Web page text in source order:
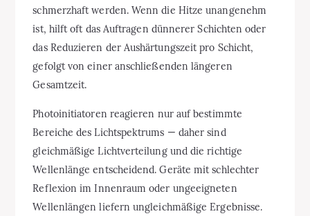
schmerzhaft werden. Wenn die Hitze unangenehm
ist, hilft oft das Auftragen dünnerer Schichten oder
das Reduzieren der Aushärtungszeit pro Schicht,
gefolgt von einer anschließenden längeren
Gesamtzeit.
Photoinitiatoren reagieren nur auf bestimmte
Bereiche des Lichtspektrums — daher sind
gleichmäßige Lichtverteilung und die richtige
Wellenlänge entscheidend. Geräte mit schlechter
Reflexion im Innenraum oder ungeeigneten
Wellenlängen liefern ungleichmäßige Ergebnisse.